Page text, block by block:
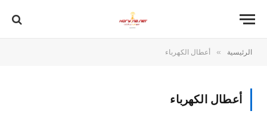
الرئيسية » أعطال الكهرباء
أعطال الكهرباء